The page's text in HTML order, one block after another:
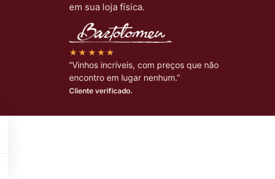
em sua loja física.
★★★★★
“Vinhos incríveis, com preços que não
encontro em lugar nenhum.”
Cliente verificado.